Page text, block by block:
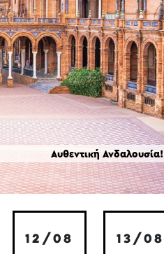
Αυθεντική Ανδαλουσία!
12/08 13/08